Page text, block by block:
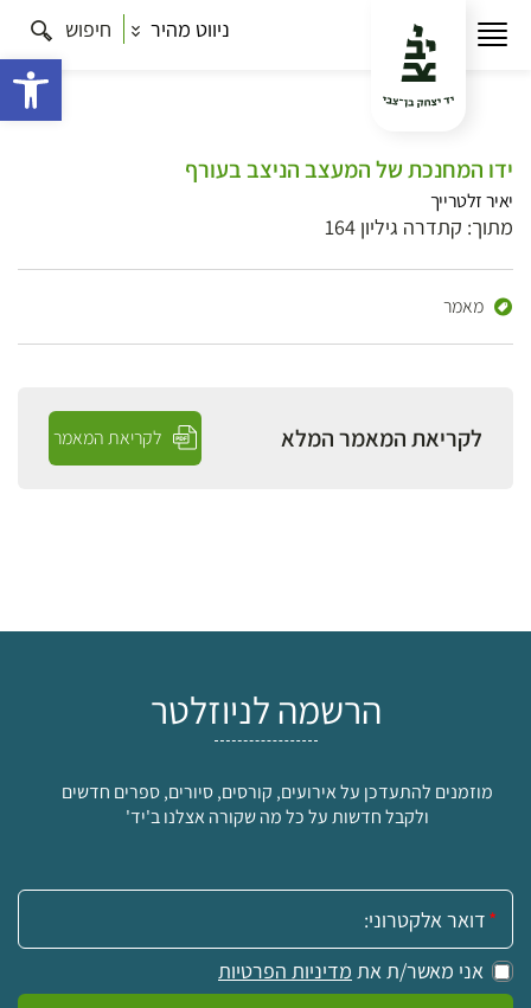
ניווט מהיר חיפוש
ידו המחנכת של המעצב הניצב בעורף
יאיר זלטרייך
מתוך: קתדרה גיליון 164
מאמר
לקריאת המאמר המלא לקריאת המאמר
הרשמה לניוזלטר
מוזמנים להתעדכן על אירועים, קורסים, סיורים, ספרים חדשים
ולקבל חדשות על כל מה שקורה אצלנו ב'יד'
אימייל:
אני מאשר/ת את מדיניות הפרטיות